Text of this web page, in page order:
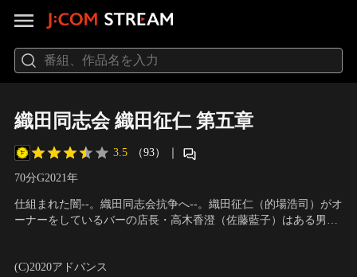
織田同志会 織田征仁 第五章
3.5 （93） ｜
70分G2021年
仕組まれた闇--。織田同志会抗争へ--。織田征仁（的場浩司）がオ
ーナーをしているバーの店長・高木香澄（佐藤藍子）はある男か
クイーンズに同じ男が現れ、高畑リュウ（品川拓哉）は負傷を負
一
(C)2020アドバンス